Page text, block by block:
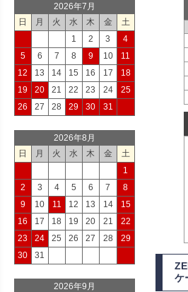
ケ
2026年7月
日
月 火 水 木 金
土
1
2 3
4
5
6 7 8 9 10
11
12
13 14 15 16 17
18
19
20 21 22 23 24
25
26
27 28 29 30 31
2026年8月
日
月 火 水 木 金
土
1
2
3 4 5 6 7
8
9
10 11 12 13 14
15
16
17 18 19 20 21
22
23
24 25 26 27 28
29
30
31
2026年9月